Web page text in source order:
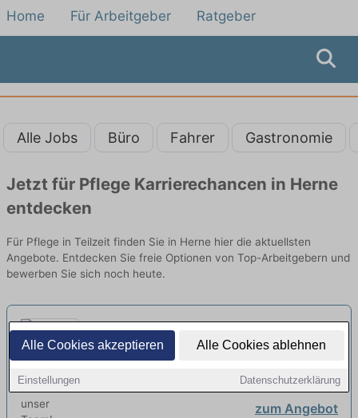
Alle Cookies akzeptieren Alle Cookies ablehnen
Einstellungen Datenschutzerklärung
Home Für Arbeitgeber Ratgeber
Alle Jobs Büro Fahrer Gastronomie
Jetzt für Pflege Karrierechancen in Herne
entdecken
Für Pflege in Teilzeit finden Sie in Herne hier die aktuellsten
Angebote. Entdecken Sie freie Optionen von Top-Arbeitgebern und
bewerben Sie sich noch heute.
Pflegefachkraft (w/m/d) in Teilzeit
- Komm in unser Team! neu
Seniorenstift An der Haard | Oer-
zum Angebot